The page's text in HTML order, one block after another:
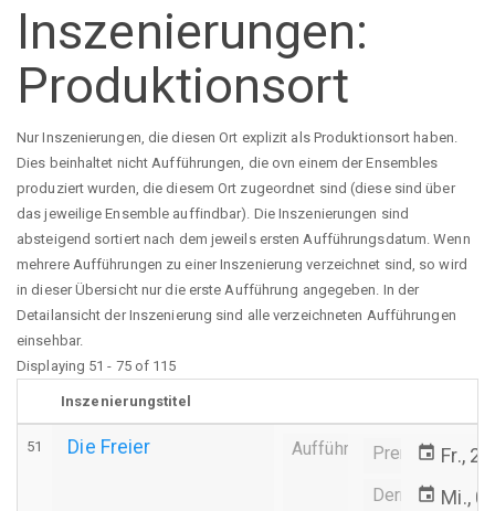
Inszenierungen:
Produktionsort
Nur Inszenierungen, die diesen Ort explizit als Produktionsort haben.
Dies beinhaltet nicht Aufführungen, die ovn einem der Ensembles
produziert wurden, die diesem Ort zugeordnet sind (diese sind über
das jeweilige Ensemble auffindbar). Die Inszenierungen sind
absteigend sortiert nach dem jeweils ersten Aufführungsdatum. Wenn
mehrere Aufführungen zu einer Inszenierung verzeichnet sind, so wird
in dieser Übersicht nur die erste Aufführung angegeben. In der
Detailansicht der Inszenierung sind alle verzeichneten Aufführungen
einsehbar.
Displaying 51 - 75 of 115
Inszenierungstitel
51 Die Freier AufführungPremiere
event Fr.,
Derniere
event Mi.,